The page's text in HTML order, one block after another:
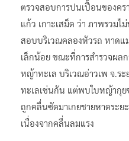
ตรวจสอบการปนเปื้อนของค
แก้ว เกาะเสม็ด ว่า ภาพรวม
สอบบริเวณคลองหัวรถ หาด
เล็กน้อย ขณะที่การสำรวจผล
หญ้าทะเล บริเวณอ่าวเพ จ.ร
ทะเลเช่นกัน แต่พบใบหญ้ากุย
ถูกคลื่นซัดมาเกยชายหาดระย
เนื่องจากคลื่นลมแรง